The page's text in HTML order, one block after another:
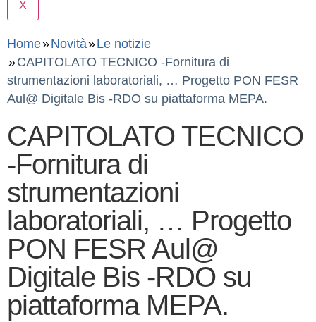
X
Home Novità
Le notizie
CAPITOLATO TECNICO -Fornitura di
strumentazioni laboratoriali, … Progetto PON FESR
Aul@ Digitale Bis -RDO su piattaforma MEPA.
CAPITOLATO TECNICO
-Fornitura di
strumentazioni
laboratoriali, … Progetto
PON FESR Aul@
Digitale Bis -RDO su
piattaforma MEPA.